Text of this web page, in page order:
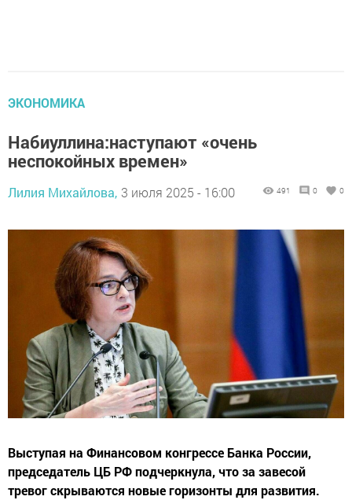
ЭКОНОМИКА
Набиуллина:наступают «очень
неспокойных времен»
Лилия Михайлова, 3 июля 2025 - 16:00 491 0 0
Выступая на Финансовом конгрессе Банка России,
председатель ЦБ РФ подчеркнула, что за завесой
тревог скрываются новые горизонты для развития.